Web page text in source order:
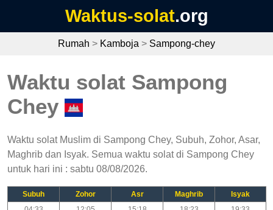
Waktus-solat.org
Rumah > Kamboja > Sampong-chey
Waktu solat Sampong
Chey
Waktu solat Muslim di Sampong Chey, Subuh, Zohor, Asar,
Maghrib dan Isyak. Semua waktu solat di Sampong Chey
untuk hari ini : sabtu 08/08/2026.
Subuh Zohor Asr Maghrib
Isyak